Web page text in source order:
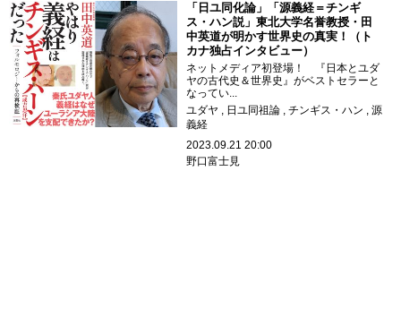
「日ユ同化論」「源義経＝チンギ
ス・ハン説」東北大学名誉教授・田
中英道が明かす世界史の真実！（ト
カナ独占インタビュー）
ネットメディア初登場！ 『日本とユダ
ヤの古代史＆世界史』がベストセラーと
なってい...
ユダヤ
日ユ同祖論 チンギス・ハン
源
義経
2023.09.21 20:00
野口富士見